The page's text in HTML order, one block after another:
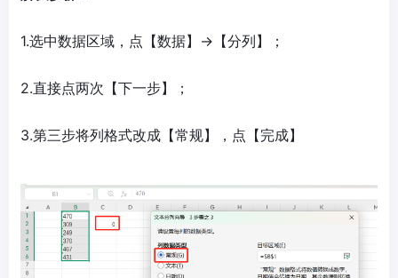
1.选中数据区域，点【数据】→【分列】；
2.直接点两次【下一步】；
3.第三步将列格式改成【常规】，点【完成】